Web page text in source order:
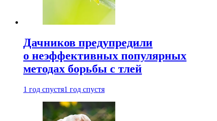
Дачников предупредили
о неэффективных популярных
методах борьбы с тлей
1 год спустя1 год спустя